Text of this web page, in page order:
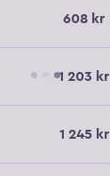
608 kr
1 203 kr
1 245 kr